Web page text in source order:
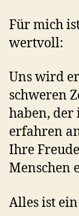
Für mich
wertvoll:
Uns wird
schweren
haben, der
erfahren
Ihre
Menschen
Alles ist